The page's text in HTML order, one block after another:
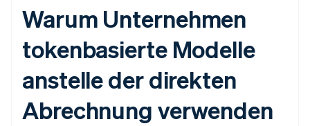
Warum Unternehmen
tokenbasierte Modelle
anstelle der direkten
Abrechnung verwenden